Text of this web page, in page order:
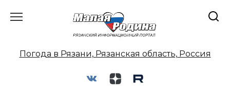
Погода в Рязани, Рязанская область, Россия